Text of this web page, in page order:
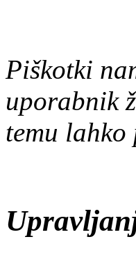
Piškotki
uporabnik
temu